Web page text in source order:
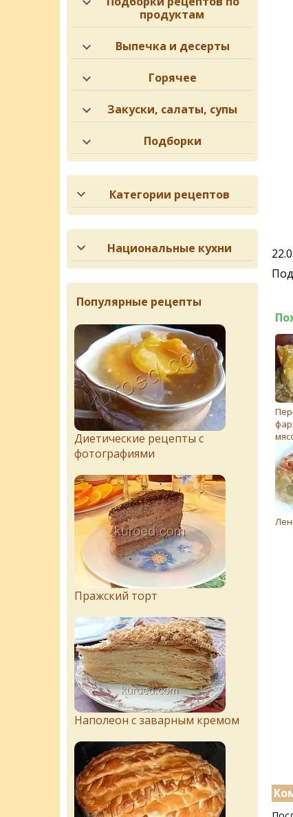
продуктам
Выпечка и десерты
Горячее
Закуски, салаты, супы
Подборки
Категории рецептов
Национальные кухни
Популярные рецепты
Диетические рецепты с
фотографиями
Пражский торт
Наполеон с заварным кремом